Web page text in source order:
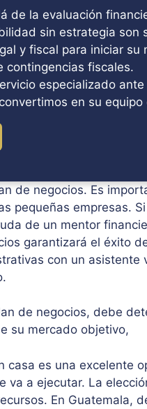
de la evaluación
sin estrategia son
y fiscal para iniciar su
contingencias fiscales.
especializado ante
en su equipo
de negocios. Es
pequeñas empresas.
de un mentor
garantizará el éxito
con un asistente
de negocios, debe
su mercado objetivo,
casa es una excelente
va a ejecutar. La
En Guatemala,